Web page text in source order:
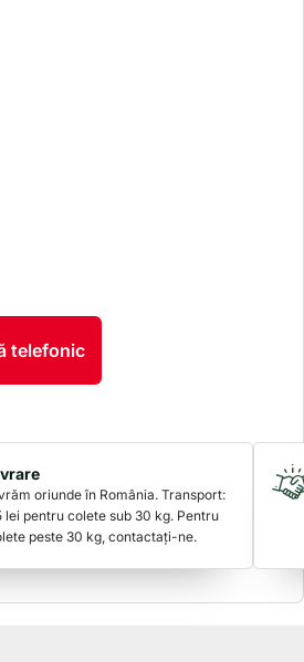
telefonic
oriunde în România. Transport:
lei pentru colete sub 30 kg. Pentru
peste 30 kg, contactați-ne.